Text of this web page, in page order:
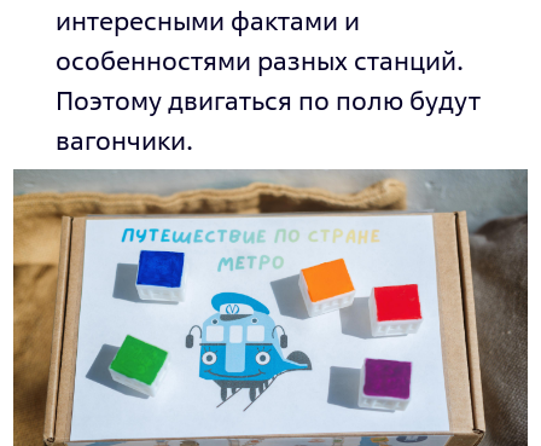
интересными фактами и
особенностями разных станций.
Поэтому двигаться по полю будут
вагончики.